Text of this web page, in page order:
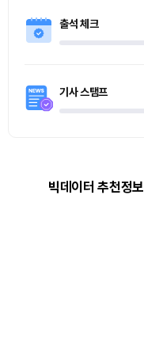
출석 체크
기사 스탬프
빅데이터 추천정보